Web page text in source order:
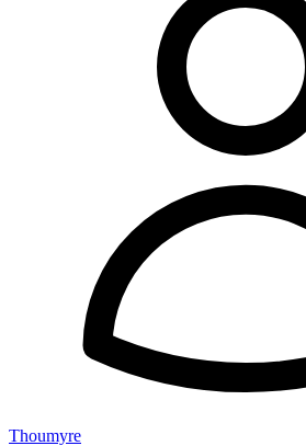
Thoumyre